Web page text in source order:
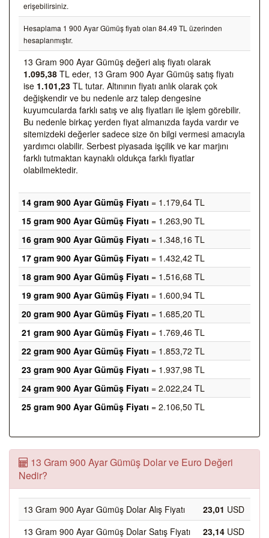
erişebilirsiniz.
Hesaplama 1 900 Ayar Gümüş fiyatı olan 84.49 TL üzerinden
hesaplanmıştır.
13 Gram 900 Ayar Gümüş değeri alış fiyatı olarak
1.095,38 TL eder, 13 Gram 900 Ayar Gümüş satış fiyatı
ise 1.101,23 TL tutar. Altınının fiyatı anlık olarak çok
değişkendir ve bu nedenle arz talep dengesine
kuyumcularda farklı satış ve alış fiyatları ile işlem görebilir.
Bu nedenle birkaç yerden fiyat almanızda fayda vardır ve
sitemizdeki değerler sadece size ön bilgi vermesi amacıyla
yardımcı olabilir. Serbest piyasada işçilik ve kar marjını
farklı tutmaktan kaynaklı oldukça farklı fiyatlar
olabilmektedir.
14 gram 900 Ayar Gümüş Fiyatı = 1.179,64 TL
15 gram 900 Ayar Gümüş Fiyatı = 1.263,90 TL
16 gram 900 Ayar Gümüş Fiyatı = 1.348,16 TL
17 gram 900 Ayar Gümüş Fiyatı = 1.432,42 TL
18 gram 900 Ayar Gümüş Fiyatı = 1.516,68 TL
19 gram 900 Ayar Gümüş Fiyatı = 1.600,94 TL
20 gram 900 Ayar Gümüş Fiyatı = 1.685,20 TL
21 gram 900 Ayar Gümüş Fiyatı = 1.769,46 TL
22 gram 900 Ayar Gümüş Fiyatı = 1.853,72 TL
23 gram 900 Ayar Gümüş Fiyatı = 1.937,98 TL
24 gram 900 Ayar Gümüş Fiyatı = 2.022,24 TL
25 gram 900 Ayar Gümüş Fiyatı = 2.106,50 TL
13 Gram 900 Ayar Gümüş Dolar ve Euro Değeri
Nedir?
13 Gram 900 Ayar Gümüş Dolar Alış Fiyatı 23,01 USD
13 Gram 900 Ayar Gümüş Dolar Satış Fiyatı
23,14 USD